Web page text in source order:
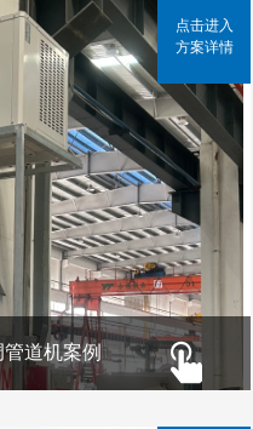
道机案例
点击进入
方案详情